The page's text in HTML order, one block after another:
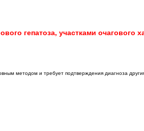
гепатоза, участками очагового
методом и требует подтверждения диагноза